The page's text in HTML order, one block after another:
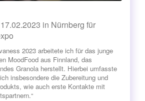
in Nürnberg für
2023 arbeitete ich für das junge
MoodFood aus Finnland, das
Granola herstellt. Hierbei umfasste
insbesondere die Zubereitung und
wie auch erste Kontakte mit